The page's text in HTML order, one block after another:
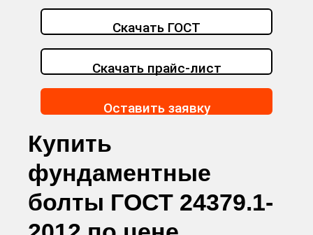
Скачать ГОСТ
Скачать прайс-лист
Оставить заявку
Купить
фундаментные
болты ГОСТ 24379.1-